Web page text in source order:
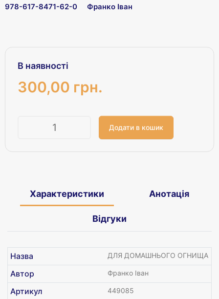
978-617-8471-62-0 Франко Іван
В наявності
300,00 грн.
Характеристики Анотація
Відгуки
Назва ДЛЯ ДОМАШНЬОГО ОГНИЩА
Автор Франко Іван
Артикул 449085